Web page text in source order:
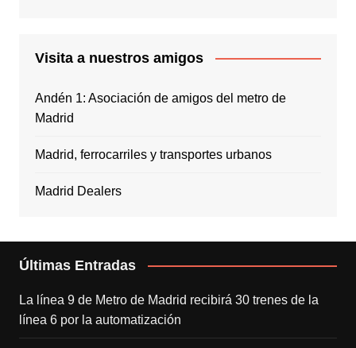
Visita a nuestros amigos
Andén 1: Asociación de amigos del metro de
Madrid
Madrid, ferrocarriles y transportes urbanos
Madrid Dealers
Últimas Entradas
La línea 9 de Metro de Madrid recibirá 30 trenes de la
línea 6 por la automatización